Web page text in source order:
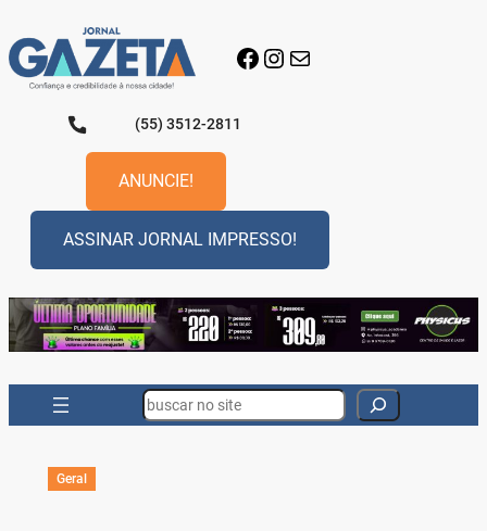
para
o
conteúdo
Facebook
Instagram
E-mail
(55) 3512-2811
ANUNCIE!
ASSINAR JORNAL IMPRESSO!
Search
Geral